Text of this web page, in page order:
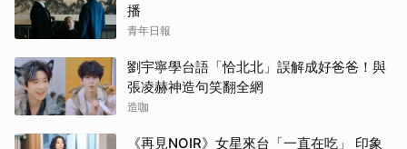
播
青年日報
劉宇寧學台語「恰北北」誤解成好爸爸！與
張凌赫神造句笑翻全網
造咖
《再見NOIR》女星來台「一直在吃」 印象